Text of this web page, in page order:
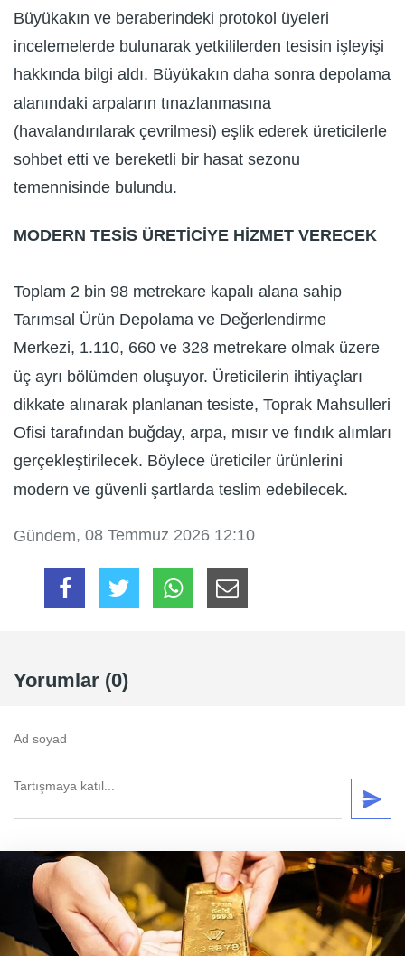
Büyükakın ve beraberindeki protokol üyeleri
incelemelerde bulunarak yetkililerden tesisin işleyişi
hakkında bilgi aldı. Büyükakın daha sonra depolama
alanındaki arpaların tınazlanmasına
(havalandırılarak çevrilmesi) eşlik ederek üreticilerle
sohbet etti ve bereketli bir hasat sezonu
temennisinde bulundu.
MODERN TESİS ÜRETİCİYE HİZMET VERECEK
Toplam 2 bin 98 metrekare kapalı alana sahip
Tarımsal Ürün Depolama ve Değerlendirme
Merkezi, 1.110, 660 ve 328 metrekare olmak üzere
üç ayrı bölümden oluşuyor. Üreticilerin ihtiyaçları
dikkate alınarak planlanan tesiste, Toprak Mahsulleri
Ofisi tarafından buğday, arpa, mısır ve fındık alımları
gerçekleştirilecek. Böylece üreticiler ürünlerini
modern ve güvenli şartlarda teslim edebilecek.
Gündem, 08 Temmuz 2026 12:10
Yorumlar (0)